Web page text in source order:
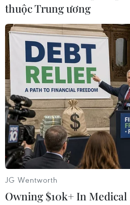
Cùng ngày, Malaysia cũng
nhân tử vong, tương
ngày 24/5.
Tới nay, Malaysia có tổng
COVID-19, trong đó có
thuộc Trung ương
JG Wentworth
Owning $10k+ In